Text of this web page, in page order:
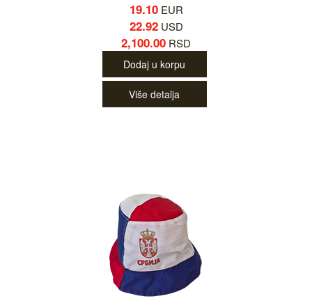
19.10EUR
22.92USD
2,100.00 RSD
Dodaj u korpu
Više detalja